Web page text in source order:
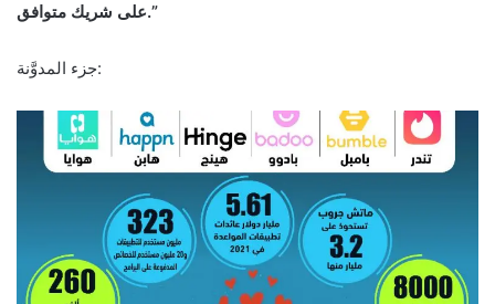
على شريك متوافق.”
جزء المدوَّنة: